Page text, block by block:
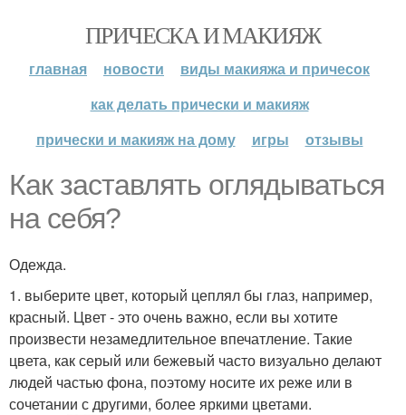
ПРИЧЕСКА И МАКИЯЖ
главная новости
виды макияжа и причесок
как делать прически и макияж
прически и макияж на дому
игры отзывы
Как заставлять оглядываться
на себя?
Одежда.
1. выберите цвет, который цеплял бы глаз, например,
красный. Цвет - это очень важно, если вы хотите
произвести незамедлительное впечатление. Такие
цвета, как серый или бежевый часто визуально делают
людей частью фона, поэтому носите их реже или в
сочетании с другими, более яркими цветами.